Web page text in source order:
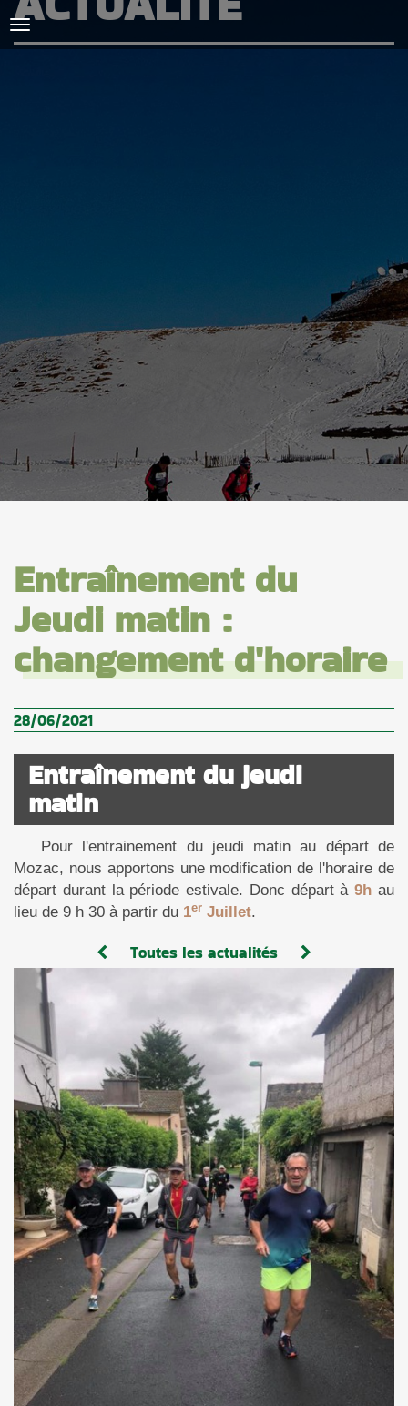
SPIRIDON
Entraînement du
Jeudi matin :
changement d'horaire
28/06/2021
Entraînement du jeudi
matin
Pour l'entrainement du jeudi matin au départ de
Mozac, nous apportons une modification de l'horaire de
départ durant la période estivale. Donc départ à9h au
lieu de 9 h 30 à partir du 1er Juillet.
Toutes les actualités